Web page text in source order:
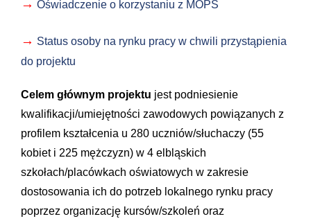
→ Oświadczenie o korzystaniu z MOPS
→ Status osoby na rynku pracy w chwili przystąpienia
do projektu
Celem głównym projektu jest podniesienie
kwalifikacji/umiejętności zawodowych powiązanych z
profilem kształcenia u 280 uczniów/słuchaczy (55
kobiet i 225 mężczyzn) w 4 elbląskich
szkołach/placówkach oświatowych w zakresie
dostosowania ich do potrzeb lokalnego rynku pracy
poprzez organizację kursów/szkoleń oraz